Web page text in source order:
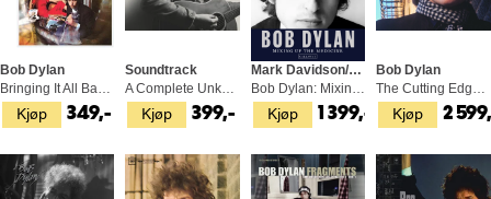
Kjøp
Bob Dylan
Bringing It All Back Home (LP)
349,- Kjøp
Soundtrack
A Complete Unknown OST - LTD (LP)
399,- Kjøp
Mark Davidson/Parker Fishel
Bob Dylan: Mixing Up The Medicine (BOK)
1 399,- Kjøp
Bob Dylan
The Cutting Edge 1965-1966… (6CD)
2